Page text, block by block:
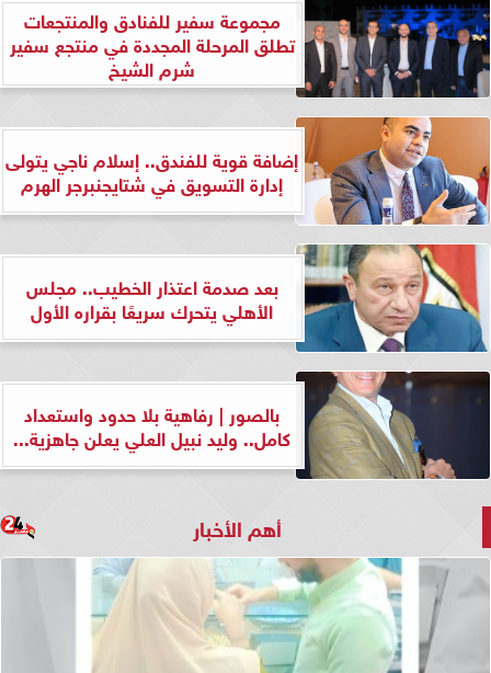
مجموعة سفير للفنادق والمنتجعات
تطلق المرحلة المجددة في منتجع سفير
شرم الشيخ
إضافة قوية للفندق.. إسلام ناجي يتولى
إدارة التسويق في شتايجنبرجر الهرم
بعد صدمة اعتذار الخطيب.. مجلس
الأهلي يتحرك سريعًا بقراره الأول
بالصور | رفاهية بلا حدود واستعداد
كامل.. وليد نبيل العلي يعلن جاهزية...
أهم الأخبار